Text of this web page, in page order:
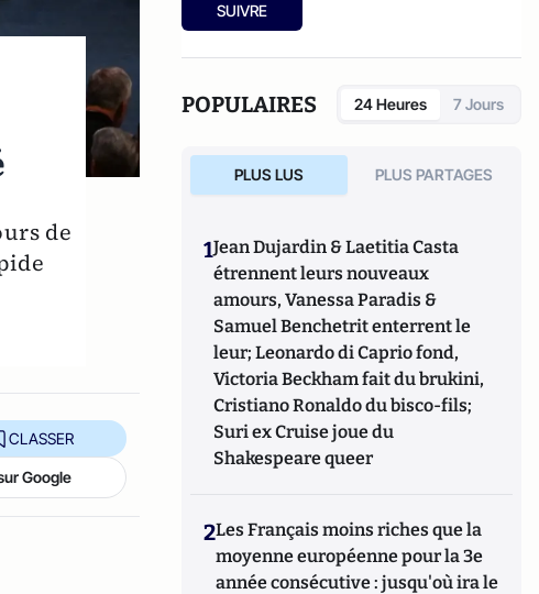
de
CLASSER
Google
SUIVRE
POPULAIRES 24 Heures 7 Jours
PLUS LUS PLUS PARTAGES
1Jean Dujardin & Laetitia Casta
étrennent leurs nouveaux
amours, Vanessa Paradis &
Samuel Benchetrit enterrent le
leur; Leonardo di Caprio fond,
Victoria Beckham fait du brukini,
Cristiano Ronaldo du bisco-fils;
Suri ex Cruise joue du
Shakespeare queer
2Les Français moins riches que la
moyenne européenne pour la 3e
année consécutive : jusqu'où ira le